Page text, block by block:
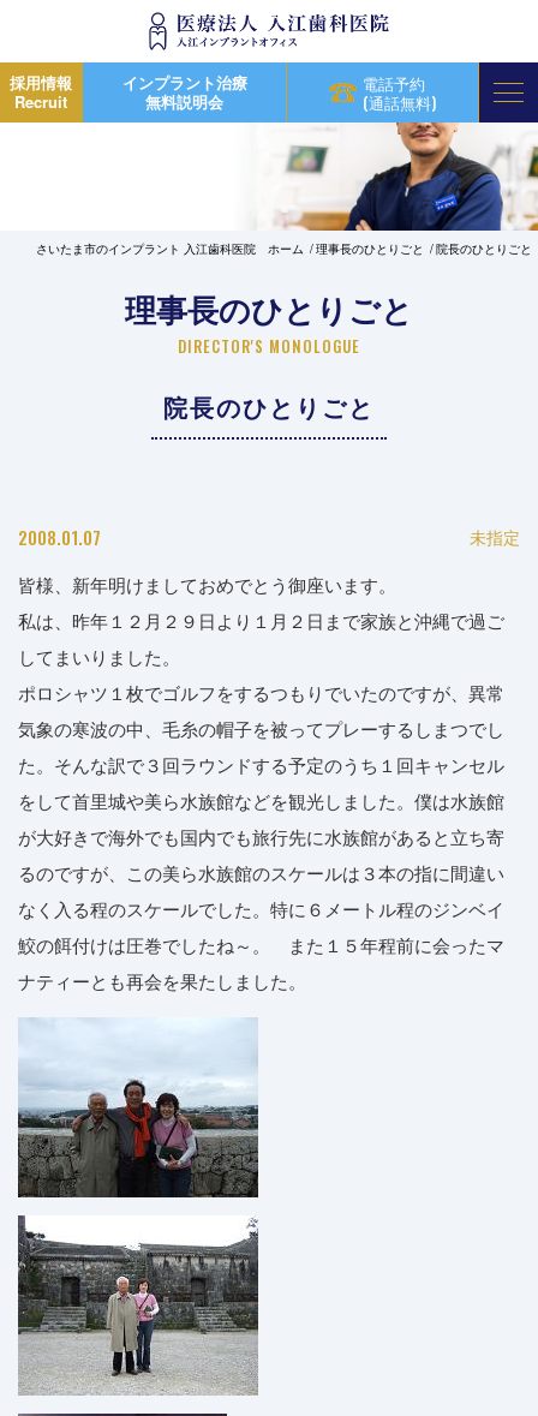
採用情報
Recruit
インプラント治療
無料説明会
電話予約
(通話無料)
さいたま市のインプラント 入江歯科医院 ホーム 理事長のひとりごと 院長のひとりごと
理事長のひとりごと
DIRECTOR'S MONOLOGUE
院長のひとりごと
2008.01.07 未指定
皆様、新年明けましておめでとう御座います。
私は、昨年１２月２９日より１月２日まで家族と沖縄で過ご
してまいりました。
ポロシャツ１枚でゴルフをするつもりでいたのですが、異常
気象の寒波の中、毛糸の帽子を被ってプレーするしまつでし
た。そんな訳で３回ラウンドする予定のうち１回キャンセル
をして首里城や美ら水族館などを観光しました。僕は水族館
が大好きで海外でも国内でも旅行先に水族館があると立ち寄
るのですが、この美ら水族館のスケールは３本の指に間違い
なく入る程のスケールでした。特に６メートル程のジンベイ
鮫の餌付けは圧巻でしたね～。 また１５年程前に会ったマ
ナティーとも再会を果たしました。